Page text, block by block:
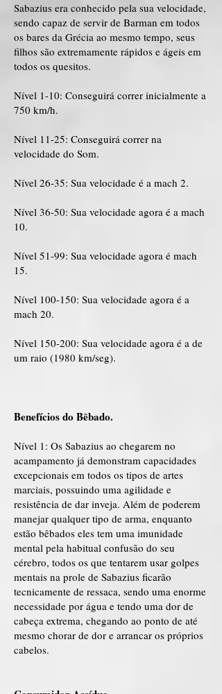
Sabazius era conhecido pela sua velocidade,
sendo capaz de servir de Barman em todos
os bares da Grécia ao mesmo tempo, seus
filhos são extremamente rápidos e ágeis em
todos os quesitos.
Nível 1-10: Conseguirá correr inicialmente a
750 km/h.
Nível 11-25: Conseguirá correr na
velocidade do Som.
Nível 26-35: Sua velocidade é a mach 2.
Nível 36-50: Sua velocidade agora é a mach
10.
Nível 51-99: Sua velocidade agora é mach
15.
Nível 100-150: Sua velocidade agora é a
mach 20.
Nível 150-200: Sua velocidade agora é a de
um raio (1980 km/seg).
Benefícios do Bêbado.
Nível 1: Os Sabazius ao chegarem no
acampamento já demonstram capacidades
excepcionais em todos os tipos de artes
marciais, possuindo uma agilidade e
resistência de dar inveja. Além de poderem
manejar qualquer tipo de arma, enquanto
estão bêbados eles tem uma imunidade
mental pela habitual confusão do seu
cérebro, todos os que tentarem usar golpes
mentais na prole de Sabazius ficarão
tecnicamente de ressaca, sendo uma enorme
necessidade por água e tendo uma dor de
cabeça extrema, chegando ao ponto de até
mesmo chorar de dor e arrancar os próprios
cabelos.